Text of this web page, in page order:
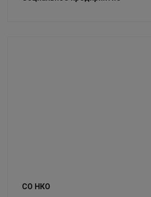
СО НКО